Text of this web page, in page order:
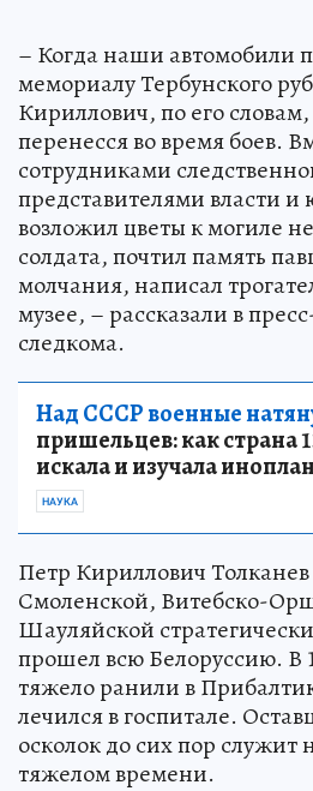
– Когда наши автомобили
мемориалу Тербунского
Кириллович, по его словам,
перенесся во время боев.
сотрудниками
представителями власти
возложил цветы к могиле
солдата, почтил память
молчания, написал
музее, – рассказали в
следкома.
Над СССР военные
пришельцев: как страна
искала и изучала
НАУКА
Петр Кириллович Толканев
Смоленской, Витебско-
Шауляйской
прошел всю Белоруссию. В
тяжело ранили в
лечился в госпитале.
осколок до сих пор
тяжелом времени.